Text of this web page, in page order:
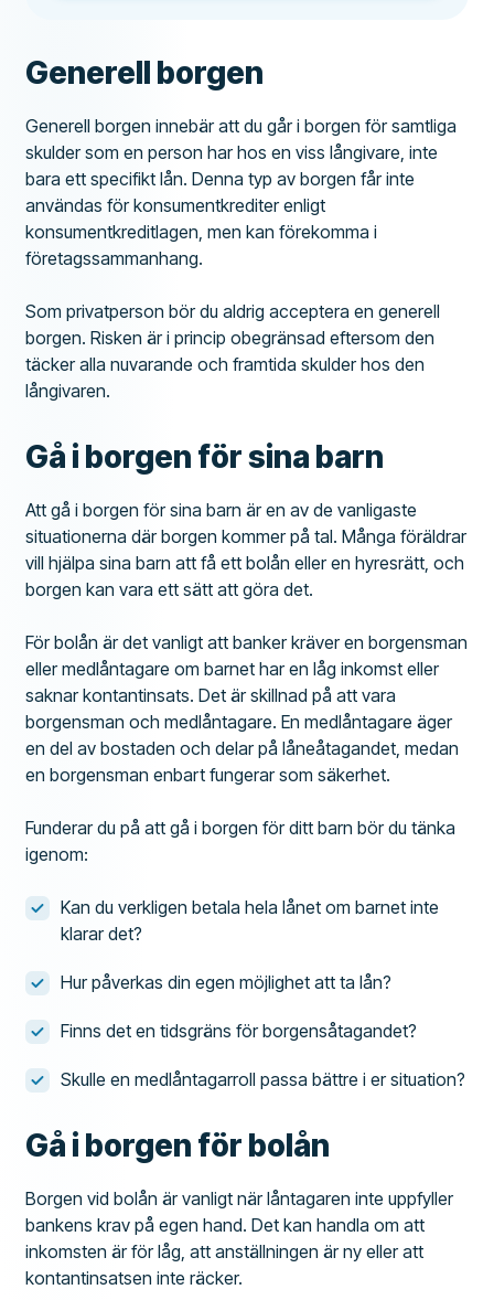
Generell borgen
Generell borgen innebär att du går i borgen för samtliga
skulder som en person har hos en viss långivare, inte
bara ett specifikt lån. Denna typ av borgen får inte
användas för konsumentkrediter enligt
konsumentkreditlagen, men kan förekomma i
företagssammanhang.
Som privatperson bör du aldrig acceptera en generell
borgen. Risken är i princip obegränsad eftersom den
täcker alla nuvarande och framtida skulder hos den
långivaren.
Gå i borgen för sina barn
Att gå i borgen för sina barn är en av de vanligaste
situationerna där borgen kommer på tal. Många föräldrar
vill hjälpa sina barn att få ett bolån eller en hyresrätt, och
borgen kan vara ett sätt att göra det.
För bolån är det vanligt att banker kräver en borgensman
eller medlåntagare om barnet har en låg inkomst eller
saknar kontantinsats. Det är skillnad på att vara
borgensman och medlåntagare. En medlåntagare äger
en del av bostaden och delar på låneåtagandet, medan
en borgensman enbart fungerar som säkerhet.
Funderar du på att gå i borgen för ditt barn bör du tänka
igenom:
Kan du verkligen betala hela lånet om barnet inte
klarar det?
Hur påverkas din egen möjlighet att ta lån?
Finns det en tidsgräns för borgensåtagandet?
Skulle en medlåntagarroll passa bättre i er situation?
Gå i borgen för bolån
Borgen vid bolån är vanligt när låntagaren inte uppfyller
bankens krav på egen hand. Det kan handla om att
inkomsten är för låg, att anställningen är ny eller att
kontantinsatsen inte räcker.